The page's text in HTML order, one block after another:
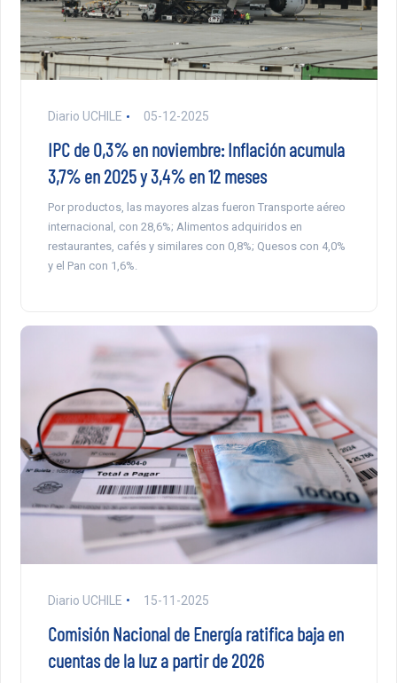
Diario UCHILE 05-12-2025
IPC de 0,3% en noviembre: Inflación acumula
3,7% en 2025 y 3,4% en 12 meses
Por productos, las mayores alzas fueron Transporte aéreo
internacional, con 28,6%; Alimentos adquiridos en
restaurantes, cafés y similares con 0,8%; Quesos con 4,0%
y el Pan con 1,6%.
Diario UCHILE 15-11-2025
Comisión Nacional de Energía ratifica baja en
cuentas de la luz a partir de 2026